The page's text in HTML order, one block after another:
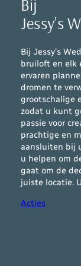
Bij
Jessy’s
Bij Jessy’s
bruiloft en elk
ervaren
dromen te
grootschalige
zodat u kunt
passie voor
prachtige en
aansluiten bij
u helpen om
gaat om de
juiste locatie.
Acties